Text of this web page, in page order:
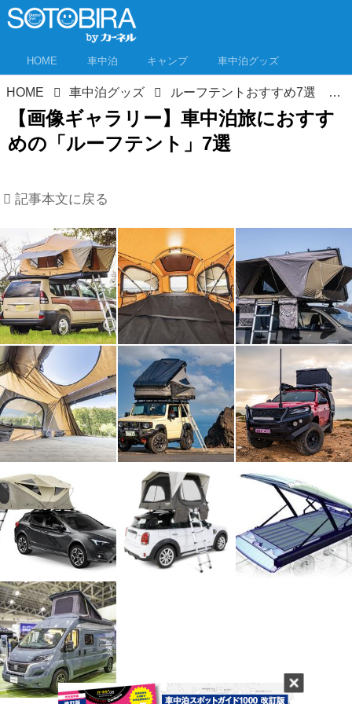
HOME 車中泊 キャンプ 車中泊グッズ
HOME 車中泊グッズ ルーフテントおすすめ7選 車中泊から車上泊へ!? 寝室をクルマの上に確保すれば車内が広々使えるぞ！
【画像ギャラリー】車中泊旅におすす
めの「ルーフテント」7選
記事本文に戻る